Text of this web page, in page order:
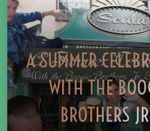
A SUMMER
WITH THE
BROTHERS